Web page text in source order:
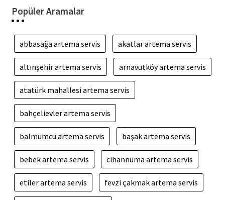
Popüler Aramalar
abbasağa artema servis akatlar artema servis
altınşehir artema servis arnavutköy artema servis
atatürk mahallesi artema servis
bahçelievler artema servis
balmumcu artema servis başak artema servis
bebek artema servis cihannüma artema servis
etiler artema servis fevzi çakmak artema servis